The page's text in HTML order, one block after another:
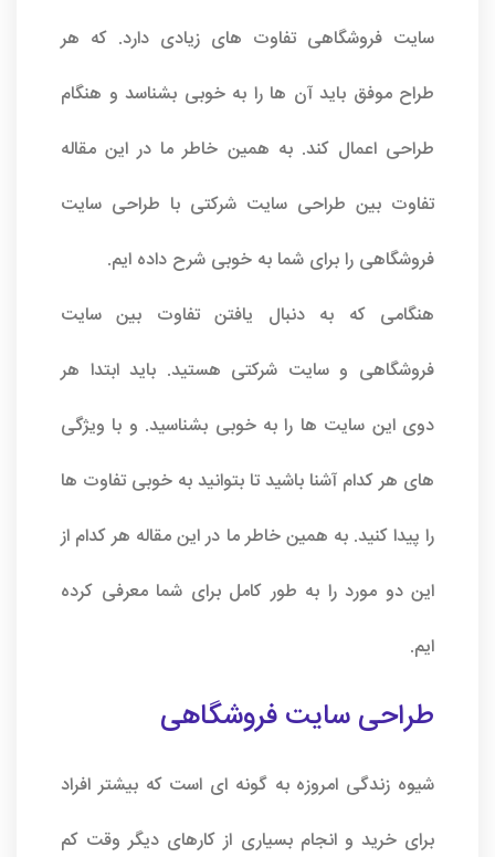
سایت فروشگاهی تفاوت های زیادی دارد. که هر
طراح موفق باید آن ها را به خوبی بشناسد و هنگام
طراحی اعمال کند. به همین خاطر ما در این مقاله
تفاوت بین طراحی سایت شرکتی با طراحی سایت
فروشگاهی را برای شما به خوبی شرح داده ایم.
هنگامی که به دنبال یافتن تفاوت بین سایت
فروشگاهی و سایت شرکتی هستید. باید ابتدا هر
دوی این سایت ها را به خوبی بشناسید. و با ویژگی
های هر کدام آشنا باشید تا بتوانید به خوبی تفاوت ها
را پیدا کنید. به همین خاطر ما در این مقاله هر کدام از
این دو مورد را به طور کامل برای شما معرفی کرده
ایم.
طراحی سایت فروشگاهی
شیوه زندگی امروزه به گونه ای است که بیشتر افراد
برای خرید و انجام بسیاری از کارهای دیگر وقت کم